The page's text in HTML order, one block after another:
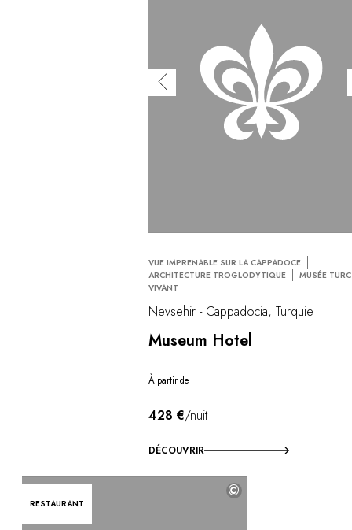
VUE IMPRENABLE SUR LA CAPPADOCE
ARCHITECTURE TROGLODYTIQUE
MUSÉE TURC
VIVANT
Nevsehir - Cappadocia, Turquie
Museum Hotel
À partir de
428 €/nuit
DÉCOUVRIR
RESTAURANT
©